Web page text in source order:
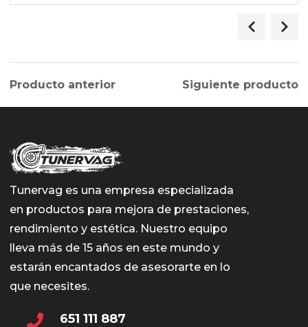
Producto anterior Siguiente producto
Tunervag es una empresa especializada
en productos para mejora de prestaciones,
rendimiento y estética. Nuestro equipo
lleva más de 15 años en este mundo y
estarán encantados de asesorarte en lo
que necesites.
651 111 887